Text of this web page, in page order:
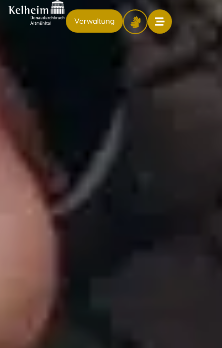
Verwaltung